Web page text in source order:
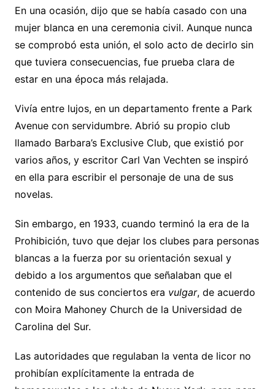
En una ocasión, dijo que se había casado con una
mujer blanca en una ceremonia civil. Aunque nunca
se comprobó esta unión, el solo acto de decirlo sin
que tuviera consecuencias, fue prueba clara de
estar en una época más relajada.
Vivía entre lujos, en un departamento frente a Park
Avenue con servidumbre. Abrió su propio club
llamado Barbara’s Exclusive Club, que existió por
varios años, y escritor Carl Van Vechten se inspiró
en ella para escribir el personaje de una de sus
novelas.
Sin embargo, en 1933, cuando terminó la era de la
Prohibición, tuvo que dejar los clubes para personas
blancas a la fuerza por su orientación sexual y
debido a los argumentos que señalaban que el
contenido de sus conciertos era vulgar, de acuerdo
con Moira Mahoney Church de la Universidad de
Carolina del Sur.
Las autoridades que regulaban la venta de licor no
prohibían explícitamente la entrada de